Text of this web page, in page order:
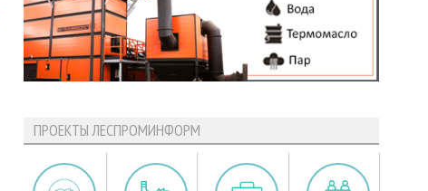
ПРОЕКТЫ ЛЕСПРОМИНФОРМ